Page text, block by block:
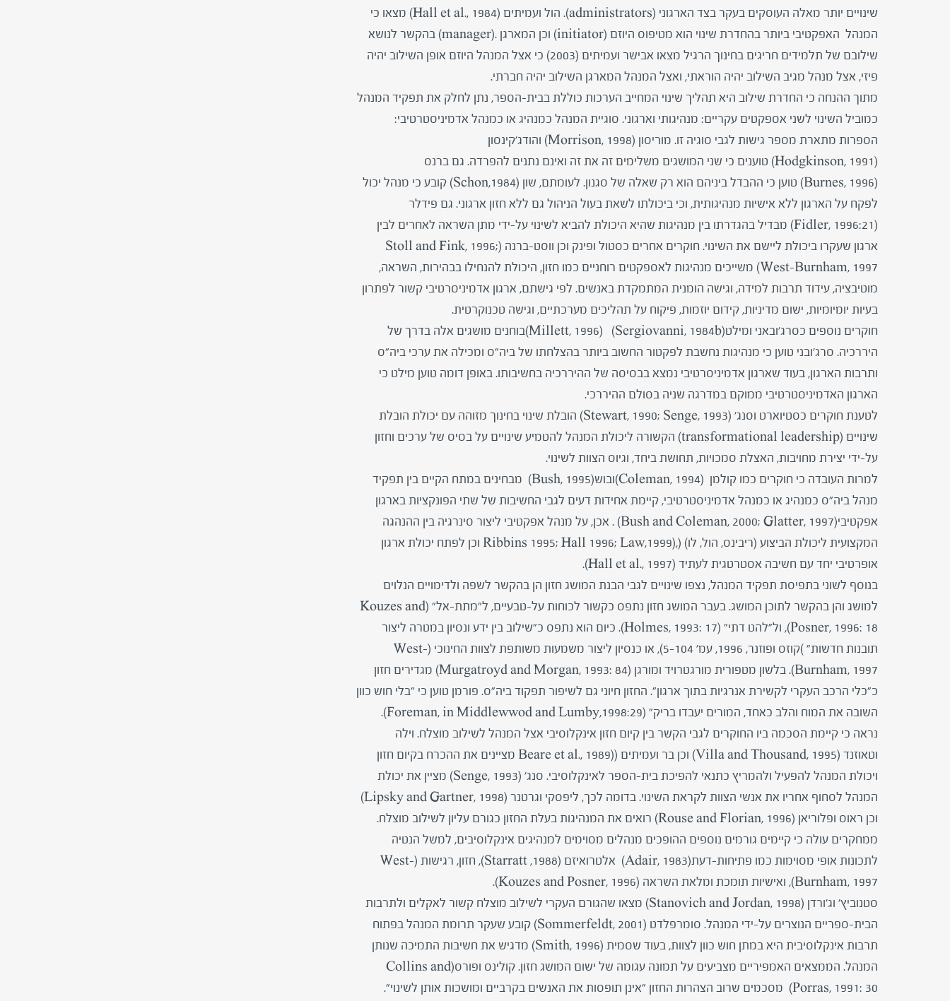
שינויים יותר מאלה העוסקים בעקר בצד הארגוני (administrators). הול ועמיתים (Hall et al., 1984) מצאו כי
המנהל האפקטיבי ביותר בהחדרת שינוי הוא מטיפוס היוזם (initiator) וכן המארגן .(manager) בהקשר לנושא
שילובם של תלמידים חריגים בחינוך הרגיל מצאו אבישר ועמיתים (2003) כי אצל המנהל היוזם אופן השילוב יהיה
פיזי, אצל מנהל מגיב השילוב יהיה הוראתי, ואצל המנהל המארגן השילוב יהיה חברתי.
מתוך ההנחה כי החדרת שילוב היא תהליך שינוי המחייב הערכות כוללת בבית-הספר, נתן לחלק את תפקיד המנהל
כמוביל השינוי לשני אספקטים עקריים: מנהיגותי וארגוני. סוגיית המנהל כמנהיג או כמנהל אדמיניסטרטיבי:
הספרות מתארת מספר גישות לגבי סוגיה זו. מוריסון (Morrison, 1998) והודג'קינסון
(Hodgkinson, 1991) טוענים כי שני המושגים משלימים זה את זה ואינם נתנים להפרדה. גם ברנס
(Burnes, 1996) טוען כי ההבדל ביניהם הוא רק שאלה של סגנון. לעומתם, שון (Schon,1984) קובע כי מנהל יכול
לפקח על הארגון ללא אישיות מנהיגותית, וכי ביכולתו לשאת בעול הניהול גם ללא חזון ארגוני. גם פידלר
(Fidler, 1996:21) מבדיל בהגדרתו בין מנהיגות שהיא היכולת להביא לשינוי על-ידי מתן השראה לאחרים לבין
ארגון שעקרו ביכולת ליישם את השינוי. חוקרים אחרים כסטול ופינק וכן ווסט-ברנה (Stoll and Fink, 1996;
West-Burnham, 1997) משייכים מנהיגות לאספקטים רוחניים כמו חזון, היכולת להנחילו בבהירות, השראה,
מוטיבציה, עידוד תרבות למידה, וגישה הומנית המתמקדת באנשים. לפי גישתם, ארגון אדמיניסרטיבי קשור לפתרון
בעיות יומיומיות, ישום מדיניות, קידום יוזמות, פיקוח על תהליכים מערכתיים, וגישה טכנוקרטית.
חוקרים נוספים כסרג'ובאני ומילט(Sergiovanni, 1984b) (Millett, 1996)בוחנים מושגים אלה בדרך של
היררכיה. סרג'ובני טוען כי מנהיגות נחשבת לפקטור החשוב ביותר בהצלחתו של ביה"ס ומכילה את ערכי ביה"ס
ותרבות הארגון, בעוד שארגון אדמיניסרטיבי נמצא בבסיסה של ההיררכיה בחשיבותו. באופן דומה טוען מילט כי
הארגון האדמיניסטרטיבי ממוקם במדרגה שניה בסולם ההיררכי.
לטענת חוקרים כסטיוארט וסנג' (Stewart, 1990; Senge, 1993) הובלת שינוי בחינוך מזוהה עם יכולת הובלת
שינויים (transformational leadership) הקשורה ליכולת המנהל להטמיע שינויים על בסיס של ערכים וחזון
על-ידי יצירת מחויבות, האצלת סמכויות, תחושת ביחד, וגיוס הצוות לשינוי.
למרות העובדה כי חוקרים כמו קולמן (Coleman, 1994)ובוש(Bush, 1995) מבחינים במתח הקיים בין תפקיד
מנהל ביה"ס כמנהיג או כמנהל אדמיניסטרטיבי, קיימת אחידות דעים לגבי החשיבות של שתי הפונקציות בארגון
אפקטיבי(Bush and Coleman, 2000; Glatter, 1997) . אכן, על מנהל אפקטיבי ליצור סינרגיה בין ההנהגה
המקצועית ליכולת הביצוע (ריבינס, הול, לו) (,(Ribbins 1995; Hall 1996; Law,1999 וכן לפתח יכולת ארגון
אופרטיבי יחד עם חשיבה אסטרטגית לעתיד (Hall et al., 1997).
בנוסף לשוני בתפיסת תפקיד המנהל, נצפו שינויים לגבי הבנת המושג חזון הן בהקשר לשפה ולדימויים הנלוים
למושג והן בהקשר לתוכן המושג. בעבר המושג חזון נתפס כקשור לכוחות על-טבעיים, ל"מתת-אל" (Kouzes and
Posner, 1996: 18), ול"להט דתי" (Holmes, 1993: 17). כיום הוא נתפס כ"שילוב בין ידע ונסיון במטרה ליצור
תובנות חדשות" )קוזס ופוזנר, 1996, עמ' 5-104), או כנסיון ליצור משמעות משותפת לצוות החינוכי (West-
Burnham, 1997). בלשון מטפורית מורגטרויד ומורגן (Murgatroyd and Morgan, 1993: 84) מגדירים חזון
כ"כלי הרכב העקרי לקשירת אנרגיות בתוך ארגון". החזון חיוני גם לשיפור תפקוד ביה"ס. פורמן טוען כי "בלי חוש כוון
השובה את המוח והלב כאחד, המורים יעבדו בריק" (1998:29,Foreman, in Middlewwod and Lumby).
נראה כי קיימת הסכמה ביו החוקרים לגבי הקשר בין קיום חזון אינקלוסיבי אצל המנהל לשילוב מוצלח. וילה
וטאוזנד (Villa and Thousand, 1995) וכן בר ועמיתים ((Beare et al., 1989 מציינים את ההכרח בקיום חזון
ויכולת המנהל להפעיל ולהמריץ כתנאי להפיכת בית-הספר לאינקלוסיבי. סנג' (Senge, 1993) מציין את יכולת
המנהל לסחוף אחריו את אנשי הצוות לקראת השינוי. בדומה לכך, ליפסקי וגרטנר (Lipsky and Gartner, 1998)
וכן ראוס ופלוריאן (Rouse and Florian, 1996) רואים את המנהיגות בעלת החזון כגורם עליון לשילוב מוצלח.
ממחקרים עולה כי קיימים גורמים נוספים ההופכים מנהלים מסוימים למנהיגים אינקלוסיבים, למשל הנטיה
לתכונות אופי מסוימות כמו פתיחות-דעת(Adair, 1983) אלטרואיזם (1988, Starratt), חזון, רגישות (West-
Burnham, 1997), ואישיות תומכת ומלאת השראה (Kouzes and Posner, 1996).
סטנוביץ' וג'ורדן (Stanovich and Jordan, 1998) מצאו שהגורם העקרי לשילוב מוצלח קשור לאקלים ולתרבות
הבית-ספריים הנוצרים על-ידי המנהל. סומרפלדט (Sommerfeldt, 2001) קובע שעקר תרומת המנהל בפתוח
תרבות אינקלוסיבית היא במתן חוש כוון לצוות, בעוד שסמית (Smith, 1996) מדגיש את חשיבות התמיכה שנותן
המנהל. הממצאים האמפיריים מצביעים על תמונה עגומה של ישום המושג חזון. קולינס ופורס(Collins and
Porras, 1991: 30) מסכמים שרוב הצהרות החזון "אינן תופסות את האנשים בקרביים ומושכות אותן לשינוי".